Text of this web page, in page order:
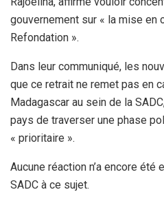
gouvernement sur « la mise
Refondation ».
Dans leur communiqué, les
que ce retrait ne remet pas en
Madagascar au sein de la
pays de traverser une phase
« prioritaire ».
Aucune réaction n’a encore
SADC à ce sujet.